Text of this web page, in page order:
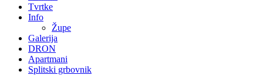
Tvrtke
Info
Župe
Galerija
DRON
Apartmani
Splitski grbovnik